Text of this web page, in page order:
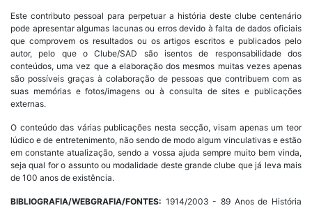
Este contributo pessoal para perpetuar a história deste clube centenário
pode apresentar algumas lacunas ou erros devido à falta de dados oficiais
que comprovem os resultados ou os artigos escritos e publicados pelo
autor, pelo que o Clube/SAD são isentos de responsabilidade dos
conteúdos, uma vez que a elaboração dos mesmos muitas vezes apenas
são possíveis graças à colaboração de pessoas que contribuem com as
suas memórias e fotos/imagens ou à consulta de sites e publicações
externas.
O conteúdo das várias publicações nesta secção, visam apenas um teor
lúdico e de entretenimento, não sendo de modo algum vinculativas e estão
em constante atualização, sendo a vossa ajuda sempre muito bem vinda,
seja qual for o assunto ou modalidade deste grande clube que já leva mais
de 100 anos de existência.
BIBLIOGRAFIA/WEBGRAFIA/FONTES: 1914/2003 - 89 Anos de História